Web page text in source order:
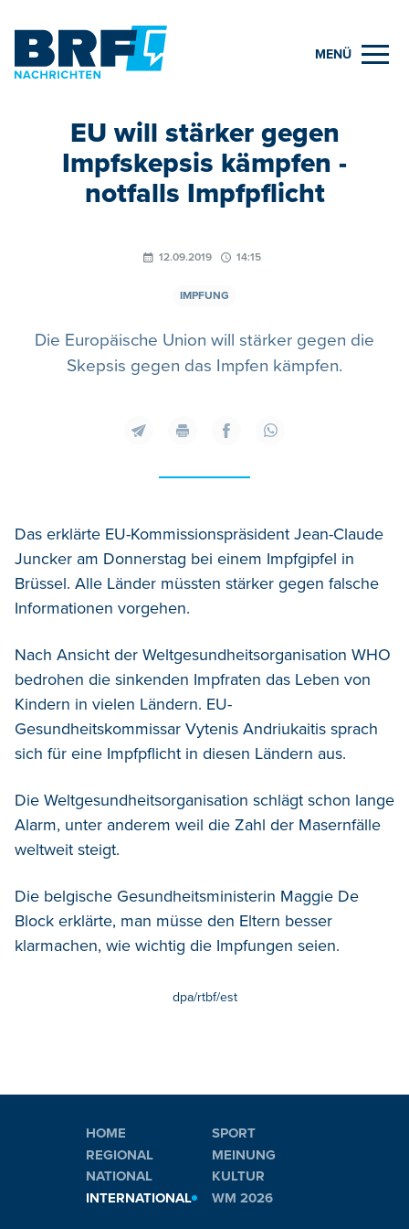
MENÜ
EU will stärker gegen
Impfskepsis kämpfen -
notfalls Impfpflicht
12.09.2019 14:15
IMPFUNG
Die Europäische Union will stärker gegen die
Skepsis gegen das Impfen kämpfen.
Das erklärte EU-Kommissionspräsident Jean-Claude
Juncker am Donnerstag bei einem Impfgipfel in
Brüssel. Alle Länder müssten stärker gegen falsche
Informationen vorgehen.
Nach Ansicht der Weltgesundheitsorganisation WHO
bedrohen die sinkenden Impfraten das Leben von
Kindern in vielen Ländern. EU-
Gesundheitskommissar Vytenis Andriukaitis sprach
sich für eine Impfpflicht in diesen Ländern aus.
Die Weltgesundheitsorganisation schlägt schon lange
Alarm, unter anderem weil die Zahl der Masernfälle
weltweit steigt.
Die belgische Gesundheitsministerin Maggie De
Block erklärte, man müsse den Eltern besser
klarmachen, wie wichtig die Impfungen seien.
dpa/rtbf/est
HOME
REGIONAL
NATIONAL
INTERNATIONAL
SPORT
MEINUNG
KULTUR
WM 2026